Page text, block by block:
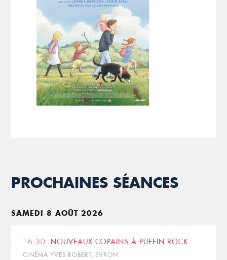
PROCHAINES SÉANCES
SAMEDI 8 AOÛT 2026
16:30 NOUVEAUX COPAINS À PUFFIN ROCK
CINÉMA YVES ROBERT, EVRON